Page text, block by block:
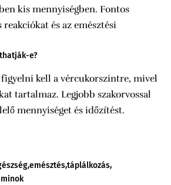
kis mennyiségben. Fontos
és az emésztési
e?
kell a vércukorszintre, mivel
tartalmaz. Legjobb szakorvossal
mennyiséget és időzítést.
emésztéstáplálkozás